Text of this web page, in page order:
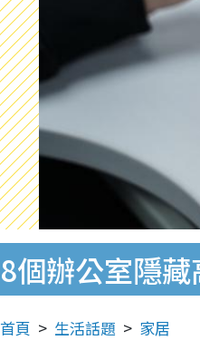
8個辦公室隱
首頁 生活話題 家居